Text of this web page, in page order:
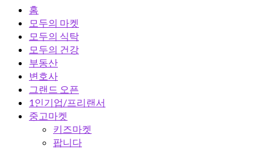
홈
모두의 마켓
모두의 식탁
모두의 건강
부동산
변호사
그랜드 오픈
1인기업/프리랜서
중고마켓
키즈마켓
팝니다